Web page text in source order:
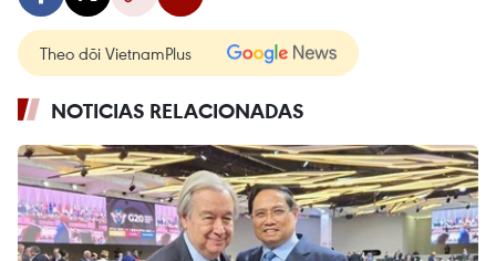
Theo dõi VietnamPlus
NOTICIAS RELACIONADAS